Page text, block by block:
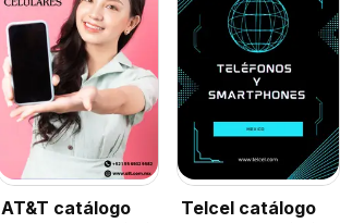
AT&T catálogo Telcel catálogo